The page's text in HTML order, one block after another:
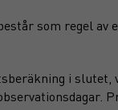
som regel
i